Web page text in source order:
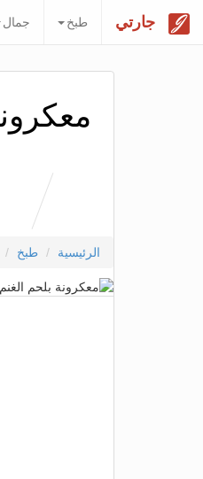
جارتي طبخ جمال
الرئيسية طبخ